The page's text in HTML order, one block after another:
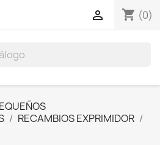
shopping_cart (0)

RECAMBIOS EXPRIMIDOR